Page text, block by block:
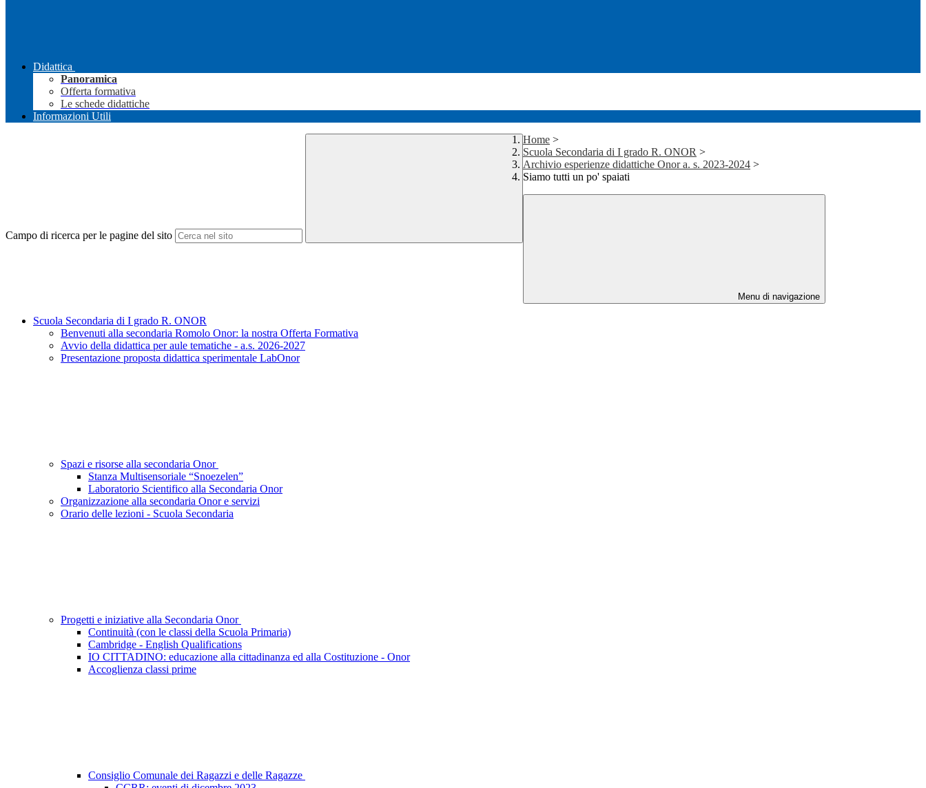
Didattica
Panoramica
Offerta formativa
Le schede didattiche
Informazioni Utili
Campo di ricerca per le pagine del sito
Home >
Scuola Secondaria di I grado R. ONOR >
Archivio esperienze didattiche Onor a. s. 2023-2024 >
Siamo tutti un po' spaiati
Menu di navigazione
Scuola Secondaria di I grado R. ONOR
Benvenuti alla secondaria Romolo Onor: la nostra Offerta Formativa
Avvio della didattica per aule tematiche - a.s. 2026-2027
Presentazione proposta didattica sperimentale LabOnor
Spazi e risorse alla secondaria Onor
Stanza Multisensoriale “Snoezelen”
Laboratorio Scientifico alla Secondaria Onor
Organizzazione alla secondaria Onor e servizi
Orario delle lezioni - Scuola Secondaria
Progetti e iniziative alla Secondaria Onor
Continuità (con le classi della Scuola Primaria)
Cambridge - English Qualifications
IO CITTADINO: educazione alla cittadinanza ed alla Costituzione - Onor
Accoglienza classi prime
Consiglio Comunale dei Ragazzi e delle Ragazze